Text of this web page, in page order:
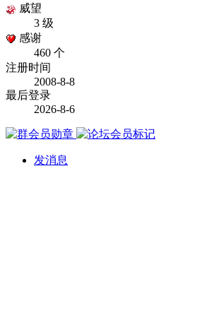
威望
3 级
感谢
460 个
注册时间
2008-8-8
最后登录
2026-8-6
发消息